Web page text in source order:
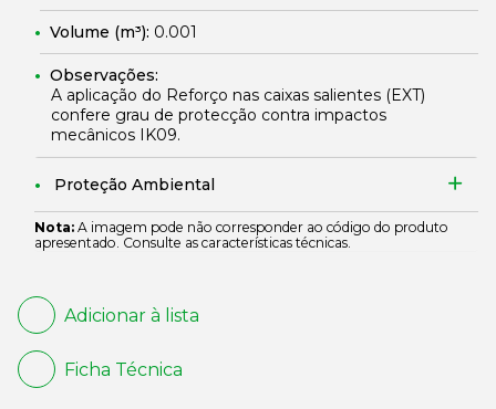
Volume (m³): 0.001
Observações:
A aplicação do Reforço nas caixas salientes (EXT)
confere grau de protecção contra impactos
mecânicos IK09.
Proteção Ambiental
Nota: A imagem pode não corresponder ao código do produto
apresentado. Consulte as características técnicas.
Adicionar à lista
Ficha Técnica